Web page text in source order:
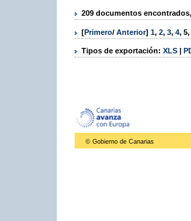
209 documentos
[Primero/ Anterior] 1, 2, 3, 4, 5,
Tipos de exportación: XLS |
© Gobierno de Canarias